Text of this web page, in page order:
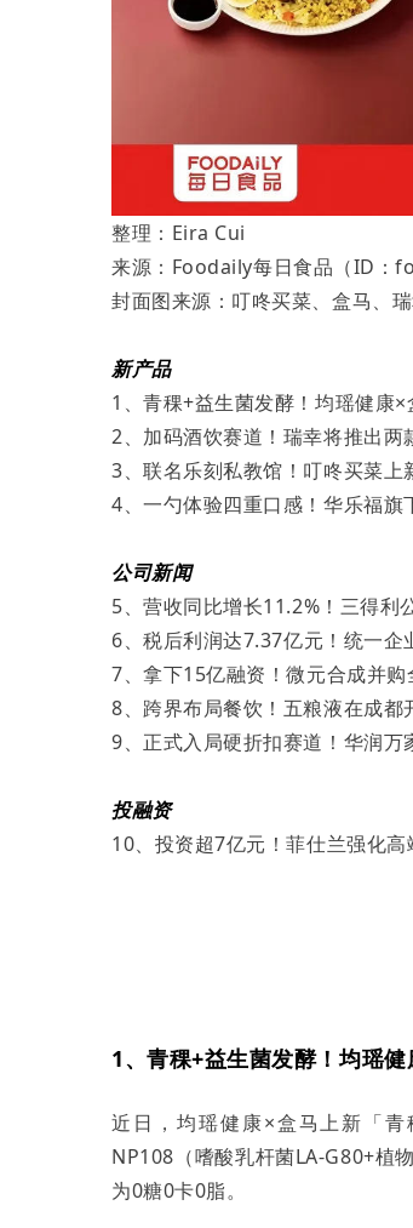
整理：Eira Cui
来源：Foodaily每日食品（ID：
封面图来源：叮咚买菜、盒马、
新产品
1、青稞+益生菌发酵！均瑶健康×
2、加码酒饮赛道！瑞幸将推出两
3、联名乐刻私教馆！叮咚买菜上
4、一勺体验四重口感！华乐福
公司新闻
5、营收同比增长11.2%！三得利
6、税后利润达7.37亿元！统一
7、拿下15亿融资！微元合成并
8、跨界布局餐饮！五粮液在成都
9、正式入局硬折扣赛道！华润万
投融资
10、投资超7亿元！菲仕兰强化
1、青稞+益生菌发酵！均瑶健
近日，均瑶健康×盒马上新「
NP108（嗜酸乳杆菌LA-G80+植
为0糖0卡0脂。